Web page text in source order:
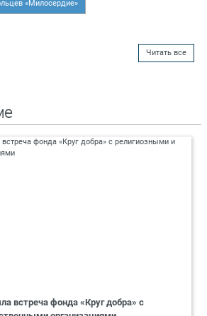
«Милосердие»
Читать все
встреча фонда «Круг добра» с